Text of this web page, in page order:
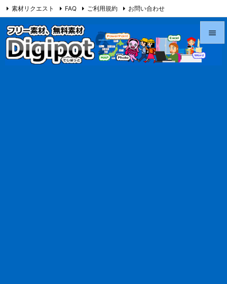

素材リクエスト FAQ ご利用規約 お問い合わせ
当サイト（Digipot.net）について